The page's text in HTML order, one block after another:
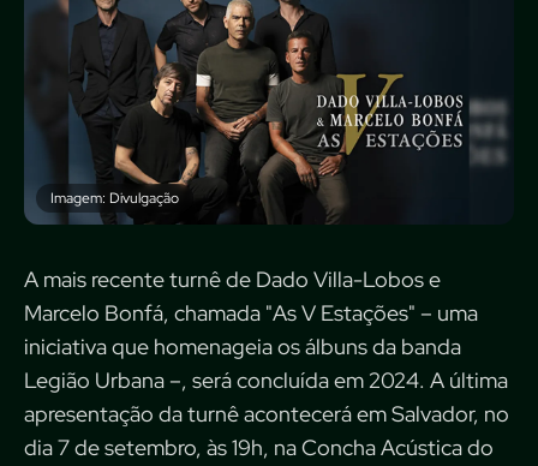
Imagem: Divulgação
A mais recente turnê de Dado Villa-Lobos e
Marcelo Bonfá, chamada "As V Estações" – uma
iniciativa que homenageia os álbuns da banda
Legião Urbana –, será concluída em 2024. A última
apresentação da turnê acontecerá em Salvador, no
dia 7 de setembro, às 19h, na Concha Acústica do